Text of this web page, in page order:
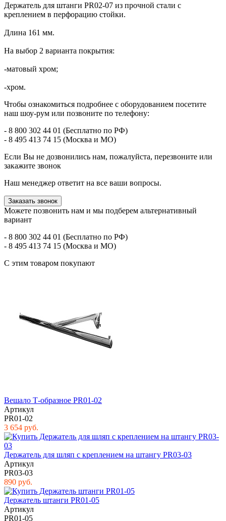
Держатель для штанги PR02-07 из прочной стали с
креплением в перфорацию стойки.
Длина 161 мм.
На выбор 2 варианта покрытия:
-матовый хром;
-хром.
Чтобы ознакомиться подробнее с оборудованием посетите
наш шоу-рум или позвоните по телефону:
- 8 800 302 44 01 (Бесплатно по РФ)
- 8 495 413 74 15 (Москва и МО)
Если Вы не дозвонились нам, пожалуйста, перезвоните или
закажите звонок
Наш менеджер ответит на все ваши вопросы.
Заказать звонок
Можете позвонить нам и мы подберем альтернативный
вариант
- 8 800 302 44 01 (Бесплатно по РФ)
- 8 495 413 74 15 (Москва и МО)
С этим товаром покупают
Вешало Т-образное PR01-02
Артикул
PR01-02
3 654 руб.
Держатель для шляп с креплением на штангу PR03-03
Артикул
PR03-03
890 руб.
Держатель штанги PR01-05
Артикул
PR01-05